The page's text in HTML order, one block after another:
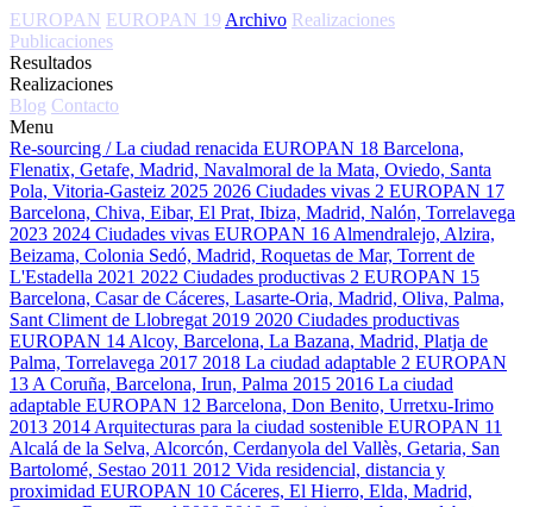
EUROPAN EUROPAN 19 Archivo Realizaciones
Publicaciones
Resultados
Realizaciones
Blog Contacto
Menu
Re-sourcing / La ciudad renacida EUROPAN 18 Barcelona,
Flenatix, Getafe, Madrid, Navalmoral de la Mata, Oviedo, Santa
Pola, Vitoria-Gasteiz 2025 2026 Ciudades vivas 2 EUROPAN 17
Barcelona, Chiva, Eibar, El Prat, Ibiza, Madrid, Nalón, Torrelavega
2023 2024 Ciudades vivas EUROPAN 16 Almendralejo, Alzira,
Beizama, Colonia Sedó, Madrid, Roquetas de Mar, Torrent de
L'Estadella 2021 2022 Ciudades productivas 2 EUROPAN 15
Barcelona, Casar de Cáceres, Lasarte-Oria, Madrid, Oliva, Palma,
Sant Climent de Llobregat 2019 2020 Ciudades productivas
EUROPAN 14 Alcoy, Barcelona, La Bazana, Madrid, Platja de
Palma, Torrelavega 2017 2018 La ciudad adaptable 2 EUROPAN
13 A Coruña, Barcelona, Irun, Palma 2015 2016 La ciudad
adaptable EUROPAN 12 Barcelona, Don Benito, Urretxu-Irimo
2013 2014 Arquitecturas para la ciudad sostenible EUROPAN 11
Alcalá de la Selva, Alcorcón, Cerdanyola del Vallès, Getaria, San
Bartolomé, Sestao 2011 2012 Vida residencial, distancia y
proximidad EUROPAN 10 Cáceres, El Hierro, Elda, Madrid,